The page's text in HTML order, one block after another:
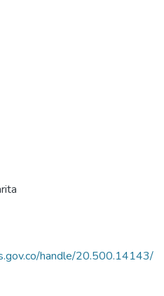
handle/20.500.14143/